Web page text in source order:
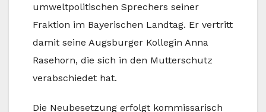
umweltpolitischen Sprechers seiner
Fraktion im Bayerischen Landtag. Er vertritt
damit seine Augsburger Kollegin Anna
Rasehorn, die sich in den Mutterschutz
verabschiedet hat.
Die Neubesetzung erfolgt kommissarisch